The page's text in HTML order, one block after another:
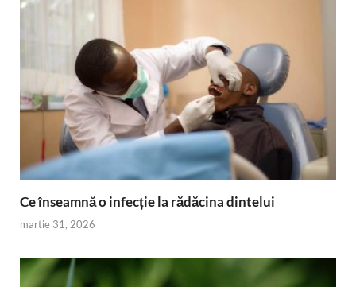
Ce înseamnă o infecție la rădăcina dintelui
martie 31, 2026